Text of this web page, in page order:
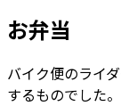
お弁当
バイク便のライ
するものでした。